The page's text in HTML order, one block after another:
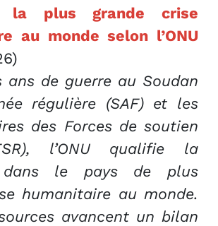
plus grande crise
au monde selon l’ONU
ans de guerre au Soudan
régulière (SAF) et les
des Forces de soutien
l’ONU qualifie la
dans le pays de plus
humanitaire au monde.
avancent un bilan